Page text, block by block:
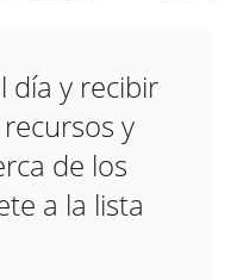
día y recibir
y
de los
a la lista